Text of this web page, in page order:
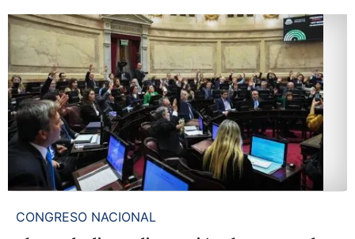
CONGRESO NACIONAL